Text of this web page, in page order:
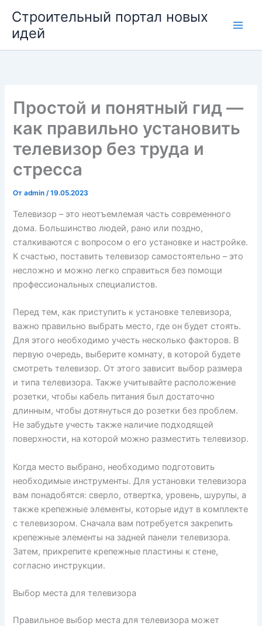
содержимому
Строительный портал новых
идей
Простой и понятный гид —
как правильно установить
телевизор без труда и
стресса
Отadmin/19.05.2023
Телевизор – это неотъемлемая часть современного
дома. Большинство людей, рано или поздно,
сталкиваются с вопросом о его установке и настройке.
К счастью, поставить телевизор самостоятельно – это
несложно и можно легко справиться без помощи
профессиональных специалистов.
Перед тем, как приступить к установке телевизора,
важно правильно выбрать место, где он будет стоять.
Для этого необходимо учесть несколько факторов. В
первую очередь, выберите комнату, в которой будете
смотреть телевизор. От этого зависит выбор размера
и типа телевизора. Также учитывайте расположение
розетки, чтобы кабель питания был достаточно
длинным, чтобы дотянуться до розетки без проблем.
Не забудьте учесть также наличие подходящей
поверхности, на которой можно разместить телевизор.
Когда место выбрано, необходимо подготовить
необходимые инструменты. Для установки телевизора
вам понадобятся: сверло, отвертка, уровень, шурупы, а
также крепежные элементы, которые идут в комплекте
с телевизором. Сначала вам потребуется закрепить
крепежные элементы на задней панели телевизора.
Затем, прикрепите крепежные пластины к стене,
согласно инструкции.
Выбор места для телевизора
Правильное выбор места для телевизора может